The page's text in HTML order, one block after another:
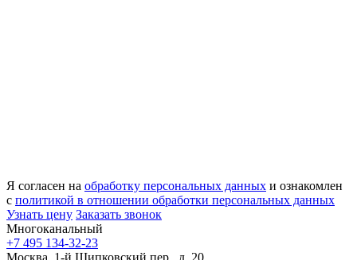
Я согласен на обработку персональных данных и ознакомлен
с политикой в отношении обработки персональных данных
Узнать цену Заказать звонок
Многоканальный
+7 495 134-32-23